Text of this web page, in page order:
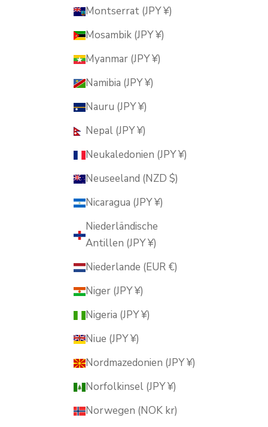
Montserrat (JPY ¥)
Mosambik (JPY ¥)
Myanmar (JPY ¥)
Namibia (JPY ¥)
Nauru (JPY ¥)
Nepal (JPY ¥)
Neukaledonien (JPY ¥)
Neuseeland (NZD $)
Nicaragua (JPY ¥)
Niederländische
Antillen (JPY ¥)
Niederlande (EUR €)
Niger (JPY ¥)
Nigeria (JPY ¥)
Niue (JPY ¥)
Nordmazedonien (JPY ¥)
Norfolkinsel (JPY ¥)
Norwegen (NOK kr)